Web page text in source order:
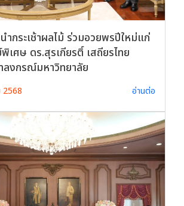
ำกระเช้าผลไม้ ร่วมอวยพรปีใหม่แก่
เศษ ดร.สุรเกียรติ์ เสถียรไทย
ลงกรณ์มหาวิทยาลัย
2568 อ่านต่อ